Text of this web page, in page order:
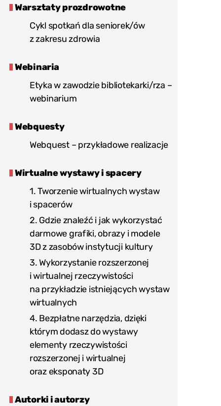
Warsztaty prozdrowotne
Cykl spotkań dla seniorek/ów
z zakresu zdrowia
Webinaria
Etyka w zawodzie bibliotekarki/rza –
webinarium
Webquesty
Webquest – przykładowe realizacje
Wirtualne wystawy i spacery
1. Tworzenie wirtualnych wystaw
i spacerów
2. Gdzie znaleźć i jak wykorzystać
darmowe grafiki, obrazy i modele
3D z zasobów instytucji kultury
3. Wykorzystanie rozszerzonej
i wirtualnej rzeczywistości
na przykładzie istniejących wystaw
wirtualnych
4. Bezpłatne narzędzia, dzięki
którym dodasz do wystawy
elementy rzeczywistości
rozszerzonej i wirtualnej
oraz eksponaty 3D
Autorki i autorzy
przykładowe
realizacje"